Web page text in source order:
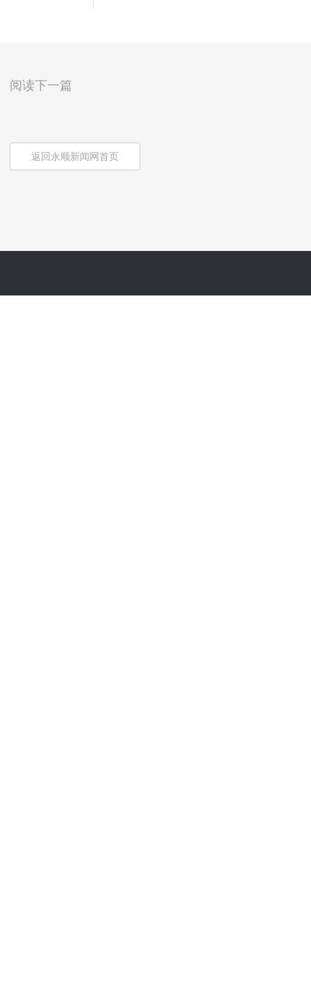
阅读下一篇
返回永顺新闻网首页